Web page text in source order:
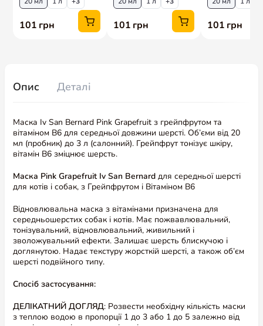
Опис Деталі
Маска Iv San Bernard Pink Grapefruit з грейпфрутом та
вітаміном В6 для середньої довжини шерсті. Об’єми від 20
мл (пробник) до 3 л (салонний). Грейпфрут тонізує шкіру,
вітамін В6 зміцнює шерсть.
Маска Pink Grapefruit Iv San Bernard для середньої шерсті
для котів і собак, з Грейпфрутом і Вітаміном В6
Відновлювальна маска з вітамінами призначена для
середньошерстих собак і котів. Має пожвавлювальний,
тонізувальний, відновлювальний, живильний і
зволожувальний ефекти. Залишає шерсть блискучою і
доглянутою. Надає текстуру жорсткій шерсті, а також об’єм
шерсті подвійного типу.
Спосіб застосування:
ДЕЛІКАТНИЙ ДОГЛЯД: Розвести необхідну кількість маски
з теплою водою в пропорції 1 до 3 або 1 до 5 залежно від